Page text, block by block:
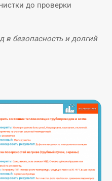
до проверки
в безопасность и долгий